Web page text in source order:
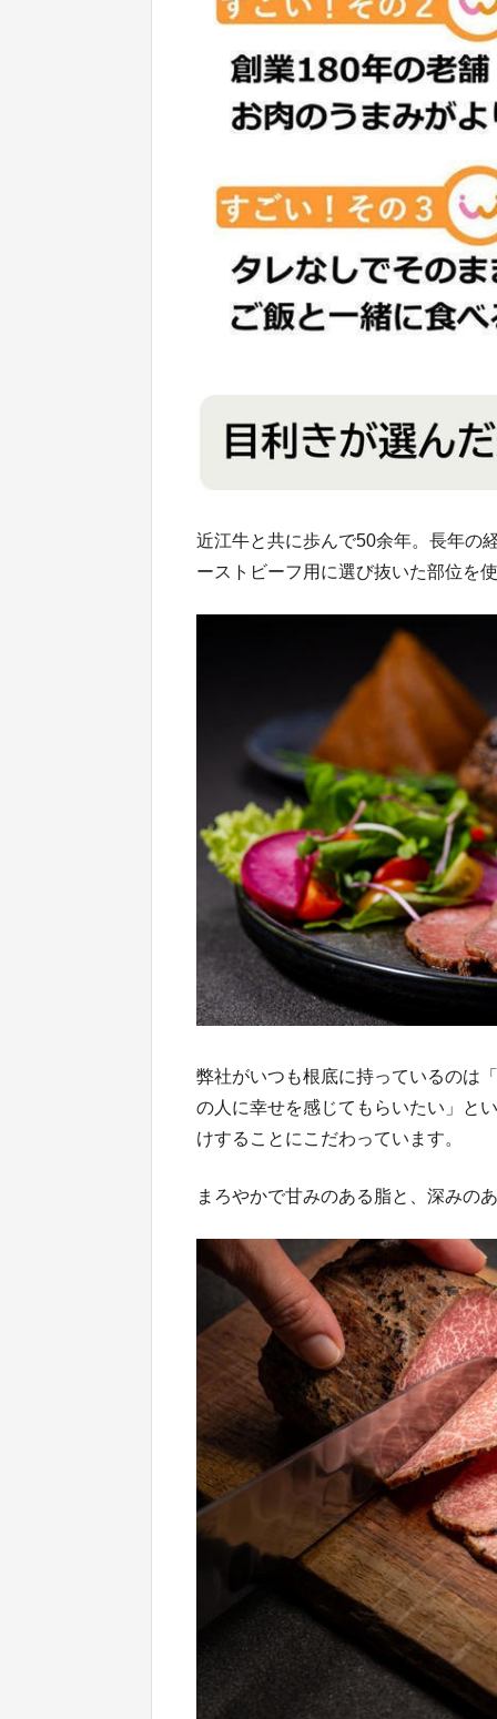
近江牛と共に歩んで50余年。長年の
ーストビーフ用に選び抜いた部位を
弊社がいつも根底に持っているのは
の人に幸せを感じてもらいたい」と
けすることにこだわっています。
まろやかで甘みのある脂と、深みの